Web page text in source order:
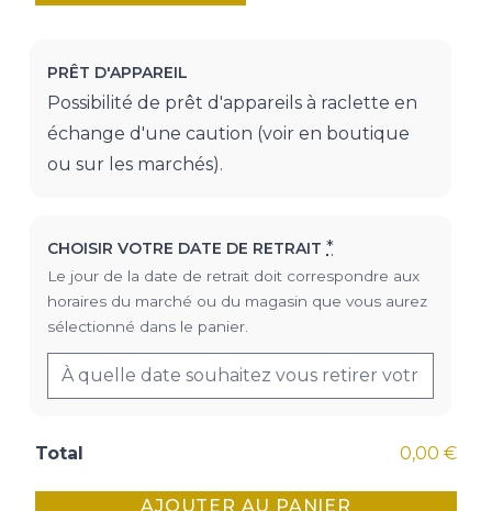
PRÊT D'APPAREIL
Possibilité de prêt d'appareils à raclette en
échange d'une caution (voir en boutique
ou sur les marchés).
CHOISIR VOTRE DATE DE RETRAIT *
Le jour de la date de retrait doit correspondre aux
horaires du marché ou du magasin que vous aurez
sélectionné dans le panier.
Total 0,00 €
AJOUTER AU PANIER